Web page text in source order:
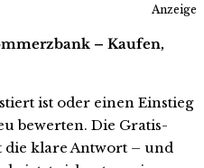
Anzeige
– Kaufen,
ist oder einen Einstieg
bewerten. Die Gratis-
die klare Antwort – und